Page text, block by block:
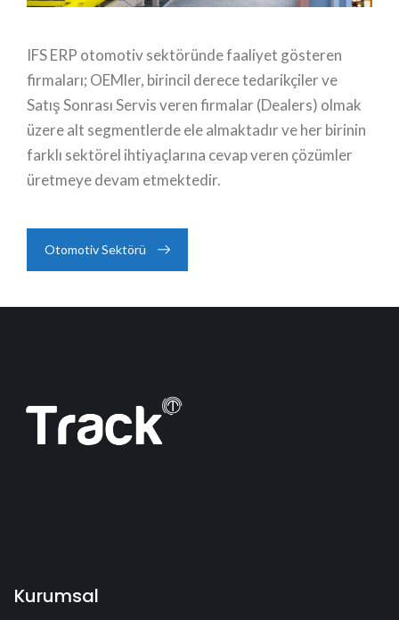
IFS ERP otomotiv sektöründe faaliyet gösteren
firmaları; OEMler, birincil derece tedarikçiler ve
Satış Sonrası Servis veren firmalar (Dealers) olmak
üzere alt segmentlerde ele almaktadır ve her birinin
farklı sektörel ihtiyaçlarına cevap veren çözümler
üretmeye devam etmektedir.
Otomotiv Sektörü
Kurumsal